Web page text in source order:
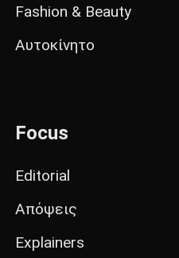
Fashion & Beauty
Αυτοκίνητο
Focus
Editorial
Απόψεις
Explainers